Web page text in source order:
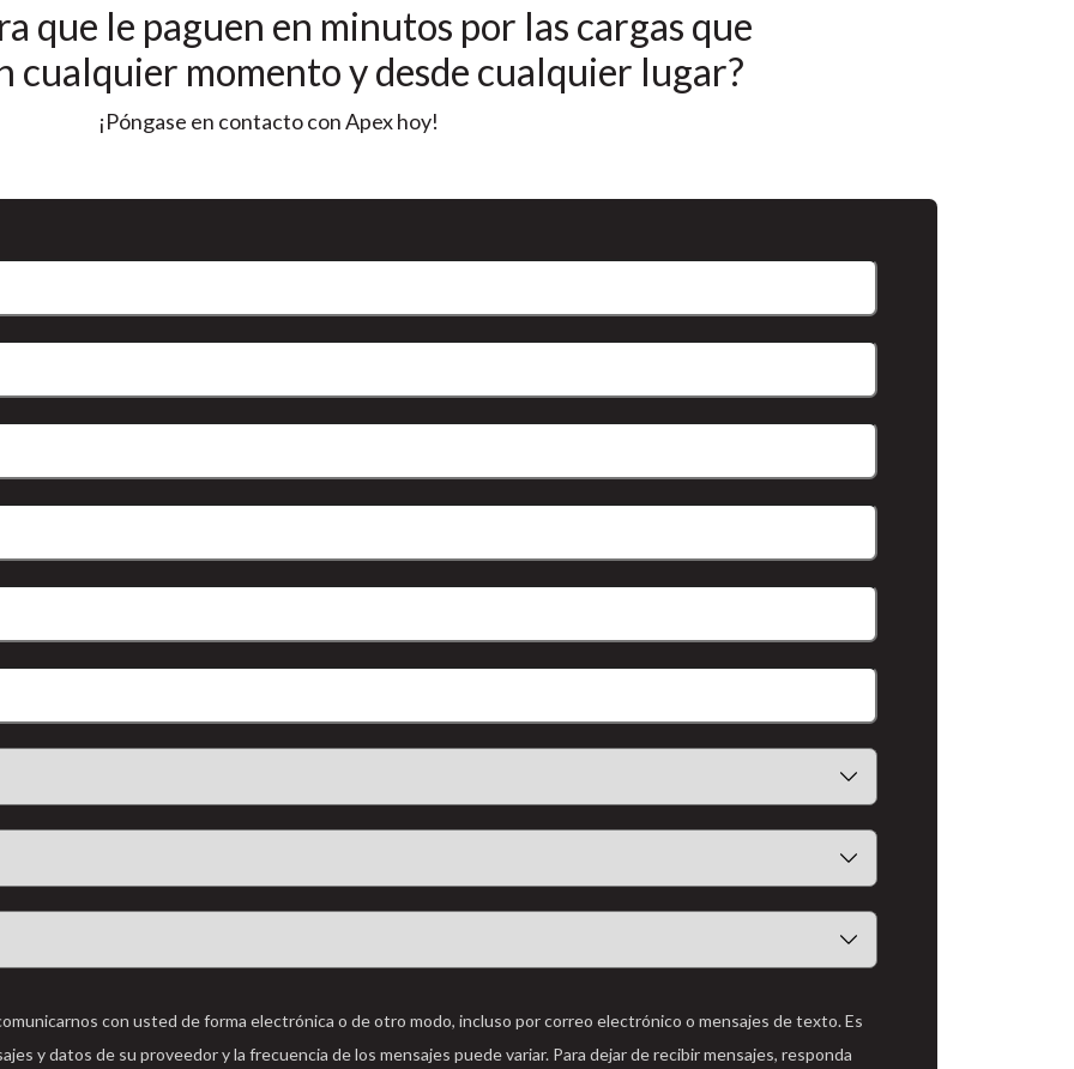
que le paguen en minutos por las cargas que
cualquier momento y desde cualquier lugar?
¡Póngase en contacto con Apex hoy!
con usted de forma electrónica o de otro modo, incluso por correo electrónico o mensajes de texto. Es
y datos de su proveedor y la frecuencia de los mensajes puede variar. Para dejar de recibir mensajes, responda